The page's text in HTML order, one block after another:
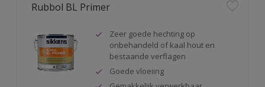
Rubbol BL Primer
Zeer goede hechting op
onbehandeld of kaal hout en
bestaande verflagen
Goede vloeiing